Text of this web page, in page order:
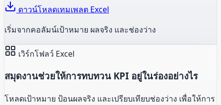
ดาวน์โหลดเทมเพลต Excel
เริ่มจากคอลัมน์เป้าหมาย ผลจริง และช่องว่าง
เวิร์กโฟลว์ Excel
สมุดงานช่วยให้การทบทวน KPI อยู่ในร่องอย่างไร
โหลดเป้าหมาย ป้อนผลจริง และเปรียบเทียบช่องว่าง เพื่อให้การ